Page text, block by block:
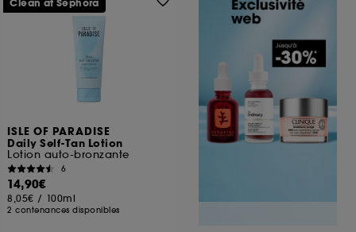
ISLE OF PARADISE
Daily Self-Tan Lotion
Lotion auto-bronzante
6
14,90€
8,05€ / 100ml
2 contenances disponibles
Clean at Sephora